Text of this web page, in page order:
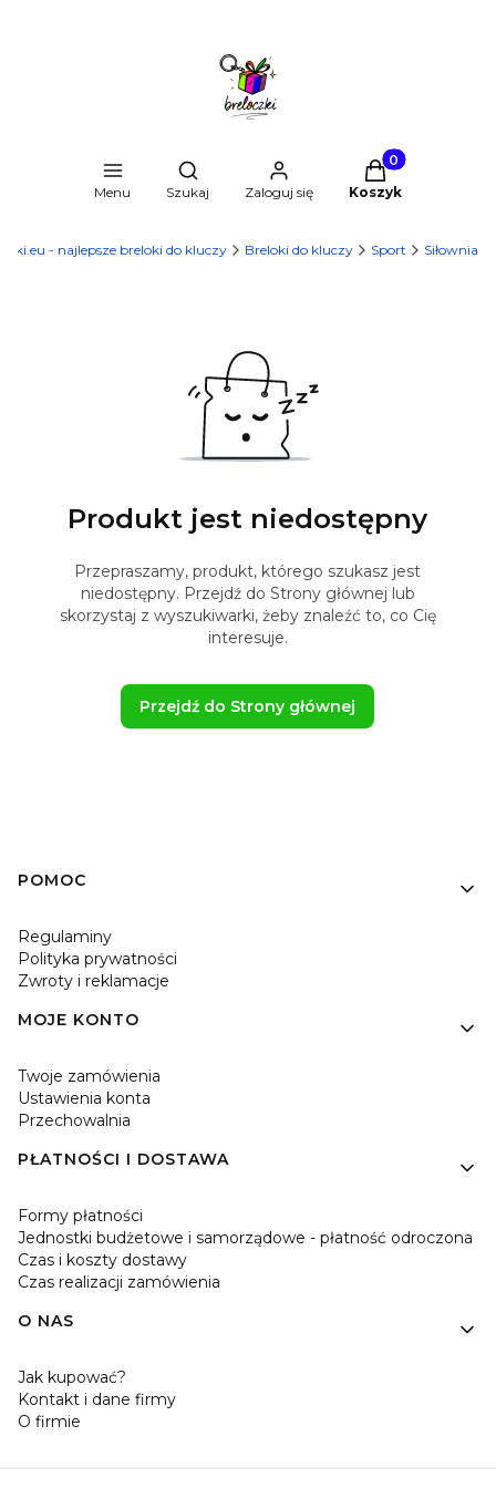
Menu
Otwórz wyszukiwarkę
Szukaj Zaloguj się
Produkty w
Koszyk
- najlepsze breloki do kluczy Breloki do kluczy Sport Siłownia
Produkt jest niedostępny
Przepraszamy, produkt, którego szukasz jest
niedostępny. Przejdź do Strony głównej lub
skorzystaj z wyszukiwarki, żeby znaleźć to, co Cię
interesuje.
Przejdź do Strony głównej
Linki w stopce
POMOC
Regulaminy
Polityka prywatności
Zwroty i reklamacje
MOJE KONTO
Twoje zamówienia
Ustawienia konta
Przechowalnia
PŁATNOŚCI I DOSTAWA
Formy płatności
Jednostki budżetowe i samorządowe - płatność odroczona
Czas i koszty dostawy
Czas realizacji zamówienia
O NAS
Jak kupować?
Kontakt i dane firmy
O firmie